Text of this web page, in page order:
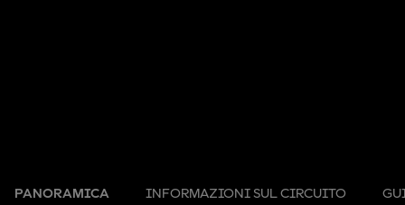
PANORAMICA INFORMAZIONI SUL CIRCUITO